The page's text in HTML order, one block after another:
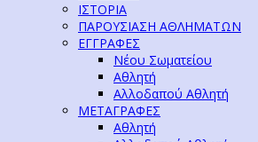
ΙΣΤΟΡΙΑ
ΠΑΡΟΥΣΙΑΣΗ ΑΘΛΗΜΑΤΩΝ
ΕΓΓΡΑΦΕΣ
Νέου Σωματείου
Αθλητή
Αλλοδαπού Αθλητή
ΜΕΤΑΓΡΑΦΕΣ
Αθλητή